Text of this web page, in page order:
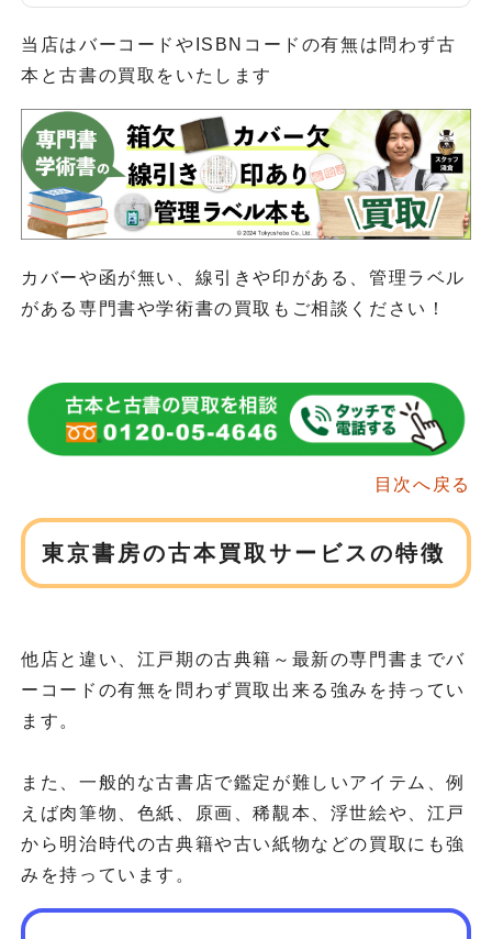
当店はバーコードやISBNコードの有無は問わず古
本と古書の買取をいたします
カバーや函が無い、線引きや印がある、管理ラベル
がある専門書や学術書の買取もご相談ください！
目次へ戻る
東京書房の古本買取サービスの特徴
他店と違い、江戸期の古典籍～最新の専門書までバ
ーコードの有無を問わず買取出来る強みを持ってい
ます。
また、一般的な古書店で鑑定が難しいアイテム、例
えば肉筆物、色紙、原画、稀覯本、浮世絵や、江戸
から明治時代の古典籍や古い紙物などの買取にも強
みを持っています。